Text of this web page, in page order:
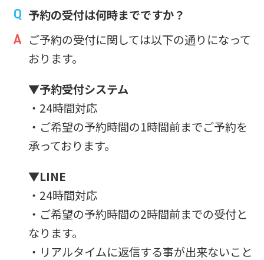
予約の受付は何時までですか？
ご予約の受付に関しては以下の通りになって
おります。
▼予約受付システム
・24時間対応
・ご希望の予約時間の1時間前までご予約を
承っております。
▼LINE
・24時間対応
・ご希望の予約時間の2時間前までの受付と
なります。
・リアルタイムに返信する事が出来ないこと